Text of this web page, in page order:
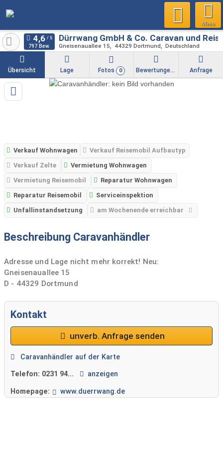
Menu
Dürrwang GmbH & Co. Caravan und
Gneisenauallee 15 44329 Dortmund Deutschland
797 Bew.
Übersicht Lage Fotos 0 Bewertungen Anfrage
Verkauf Wohnwagen
Verkauf Reisemobil Aufbautyp
Verkauf Zelte
Vermietung Wohnwagen
Vermietung Reisemobil
Reparatur Wohnwagen
Reparatur Reisemobil
Serviceinspektion
Unfallinstandsetzung
am Wochenende erreichbar
Beschreibung Caravanhändler
Adresse und Lage nicht mehr korrekt! Neu:
Gneisenauallee 15
D - 44329 Dortmund
Kontakt
unverb. Anfrage senden
Caravanhändler auf der Karte
Telefon: 0231 94... anzeigen
Homepage: www.duerrwang.de